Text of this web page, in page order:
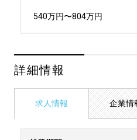
540万円〜804万円
詳細情報
求人情報 企業情